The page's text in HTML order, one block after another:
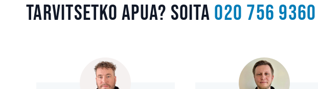
Tarvitsetko apua? Soita020 756 9360